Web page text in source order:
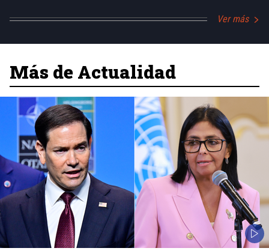
Ver más
Más de Actualidad